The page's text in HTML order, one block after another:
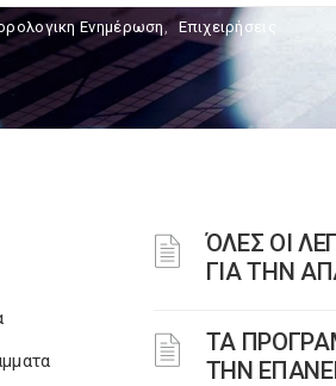
Ενημέρωση, Επιχειρήσεις
ΌΛΕΣ ΟΙ
ΓΙΑ ΤΗΝ
ΤΑ
ΤΗΝ